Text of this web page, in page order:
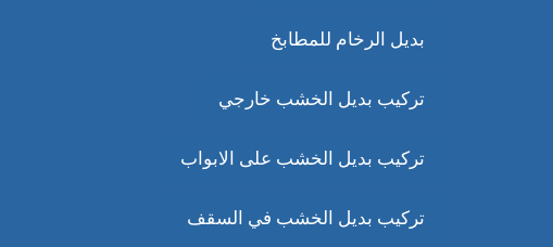
بديل الرخام للمطابخ
تركيب بديل الخشب خارجي
تركيب بديل الخشب على الابواب
تركيب بديل الخشب في السقف